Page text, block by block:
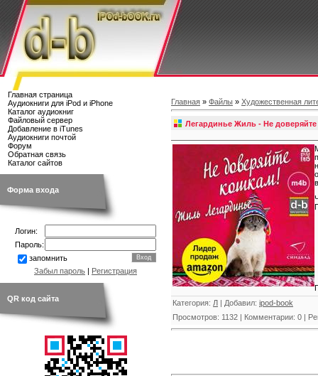
Главная страница
Аудиокниги для iPod и iPhone
Каталог аудиокниг
Файловый сервер
Добавление в iTunes
Аудиокниги почтой
Форум
Обратная связь
Каталог сайтов
Форма входа
Логин:
Пароль:
запомнить
Забыл пароль | Регистрация
QR код сайта
Главная » Файлы » Художественная
Легардинье Жиль - Не
Категория: Л | Добавил: ipod-book
Просмотров: 1132 | Комментарии: 0 |